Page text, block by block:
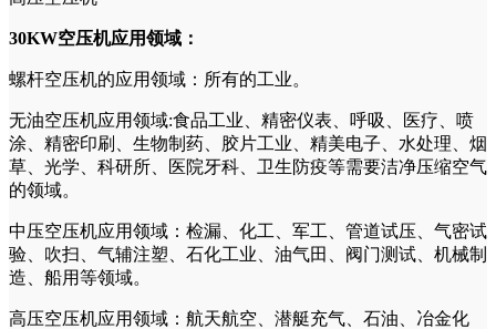
30KW空压机应用领域：
螺杆空压机的应用领域：所有的工业。
无油空压机应用领域:食品工业、精密仪表、呼吸、医疗、喷
涂、精密印刷、生物制药、胶片工业、精美电子、水处理、烟
草、光学、科研所、医院牙科、卫生防疫等需要洁净压缩空气
的领域。
中压空压机应用领域：检漏、化工、军工、管道试压、气密试
验、吹扫、气辅注塑、石化工业、油气田、阀门测试、机械制
造、船用等领域。
高压空压机应用领域：航天航空、潜艇充气、石油、冶金化